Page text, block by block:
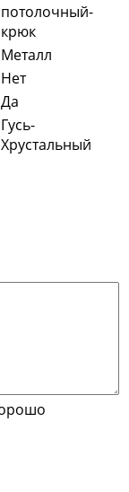
потолочный-
крюк
Металл
Нет
Да
Гусь-
Хрустальный